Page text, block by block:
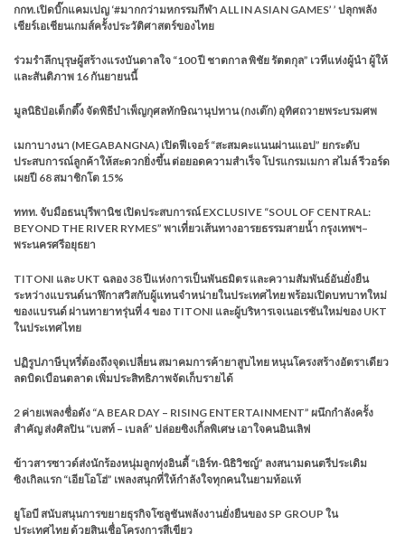
กกท.เปิดบิ๊กแคมเปญ ‘#มากกว่ามหกรรมกีฬา ALL IN ASIAN GAMES’ ’ ปลุกพลัง
เชียร์เอเชียนเกมส์ครั้งประวัติศาสตร์ของไทย
ร่วมรำลึกบุรุษผู้สร้างแรงบันดาลใจ “100 ปี ชาตกาล พิชัย รัตตกุล” เวทีแห่งผู้นำ ผู้ให้
และสันติภาพ 16 กันยายนนี้
มูลนิธิป่อเต็กตึ๊ง จัดพิธีบำเพ็ญกุศลทักษิณานุปทาน (กงเต๊ก) อุทิศถวายพระบรมศพ
เมกาบางนา (MEGABANGNA) เปิดฟีเจอร์ “สะสมคะแนนผ่านแอป” ยกระดับ
ประสบการณ์ลูกค้าให้สะดวกยิ่งขึ้น ต่อยอดความสำเร็จ โปรแกรมเมกา สไมล์ รีวอร์ด
เผยปี 68 สมาชิกโต 15%
ททท. จับมือธนบุรีพานิช เปิดประสบการณ์ EXCLUSIVE “SOUL OF CENTRAL:
BEYOND THE RIVER RYMES” พาเที่ยวเส้นทางอารยธรรมสายน้ำ กรุงเทพฯ–
พระนครศรีอยุธยา
TITONI และ UKT ฉลอง 38 ปีแห่งการเป็นพันธมิตร และความสัมพันธ์อันยั่งยืน
ระหว่างแบรนด์นาฬิกาสวิสกับผู้แทนจำหน่ายในประเทศไทย พร้อมเปิดบทบาทใหม่
ของแบรนด์ ผ่านทายาทรุ่นที่ 4 ของ TITONI และผู้บริหารเจเนอเรชันใหม่ของ UKT
ในประเทศไทย
ปฏิรูปภาษีบุหรี่ต้องถึงจุดเปลี่ยน สมาคมการค้ายาสูบไทย หนุนโครงสร้างอัตราเดียว
ลดบิดเบือนตลาด เพิ่มประสิทธิภาพจัดเก็บรายได้
2 ค่ายเพลงชื่อดัง “A BEAR DAY – RISING ENTERTAINMENT” ผนึกกำลังครั้ง
สำคัญ ส่งศิลปิน “เบสท์ – เบลล์” ปล่อยซิงเกิ้ลพิเศษ เอาใจคนอินเลิฟ
ข้าวสารซาวด์ส่งนักร้องหนุ่มลูกทุ่งอินดี้ “เอิร์ท-นิธิวิชญ์” ลงสนามดนตรีประเดิม
ซิงเกิลแรก “เอียโอโฮ่” เพลงสนุกที่ให้กำลังใจทุกคนในยามท้อแท้
ยูโอบี สนับสนุนการขยายธุรกิจโซลูชันพลังงานยั่งยืนของ SP GROUP ใน
ประเทศไทย ด้วยสินเชื่อโครงการสีเขียว